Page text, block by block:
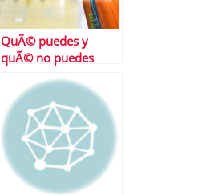
QuÃ© puedes y
quÃ© no puedes
aerolÃ­nea